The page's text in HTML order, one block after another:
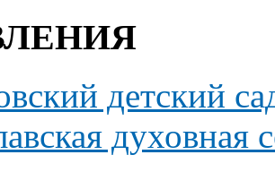
детский
духовная